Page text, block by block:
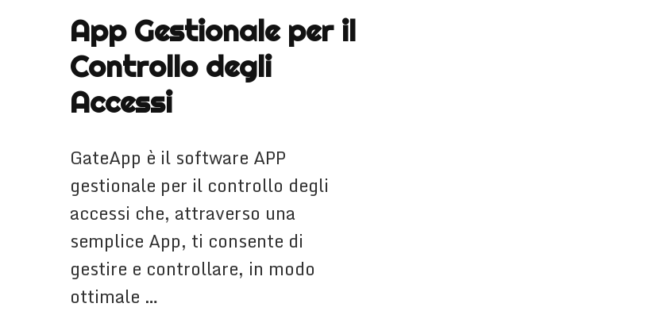
App Gestionale per il
Controllo degli
Accessi
GateApp è il software APP
gestionale per il controllo degli
accessi che, attraverso una
semplice App, ti consente di
gestire e controllare, in modo
ottimale …